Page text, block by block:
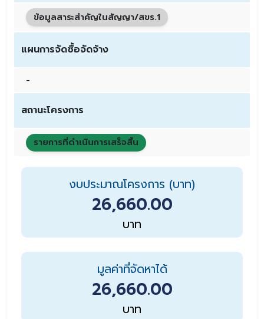
ข้อมูลสาระสำคัญในสัญญา/สขร.1
แผนการจัดซื้อจัดจ้าง
-
สถานะโครงการ
รายการที่ดำเนินการเสร็จสิ้น
งบประมาณโครงการ (บาท)
26,660.00
บาท
มูลค่าที่จัดหาได้
26,660.00
บาท